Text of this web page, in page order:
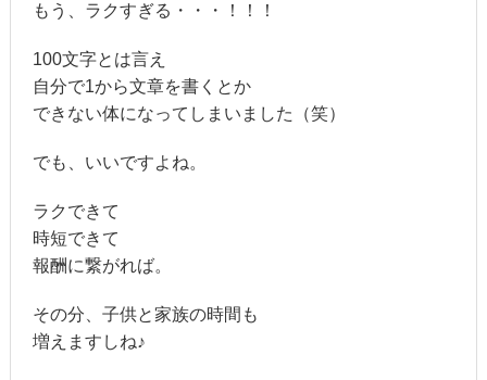
もう、ラクすぎる・・・！！！
100文字とは言え
自分で1から文章を書くとか
できない体になってしまいました（笑）
でも、いいですよね。
ラクできて
時短できて
報酬に繋がれば。
その分、子供と家族の時間も
増えますしね♪